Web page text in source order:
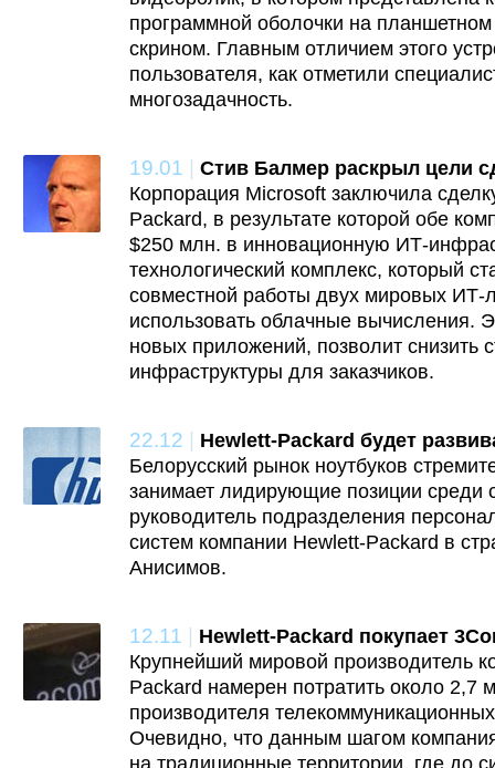
программной оболочки на
скрином. Главным отличием этого
пользователя, как отметили
многозадачность.
19.01 | Стив Балмер раскрыл цели
Корпорация Microsoft заключила
Packard, в результате которой обе
$250 млн. в инновационную ИТ-
технологический комплекс, который
совместной работы двух мировых ИТ-
использовать облачные вычисления.
новых приложений, позволит снизить
инфраструктуры для заказчиков.
22.12 | Hewlett-Packard будет
Белорусский рынок ноутбуков
занимает лидирующие позиции среди
руководитель подразделения
систем компании Hewlett-Packard в
Анисимов.
12.11 | Hewlett-Packard покупает
Крупнейший мировой производитель
Packard намерен потратить около 2,7
производителя
Очевидно, что данным шагом
на традиционные территории, где до